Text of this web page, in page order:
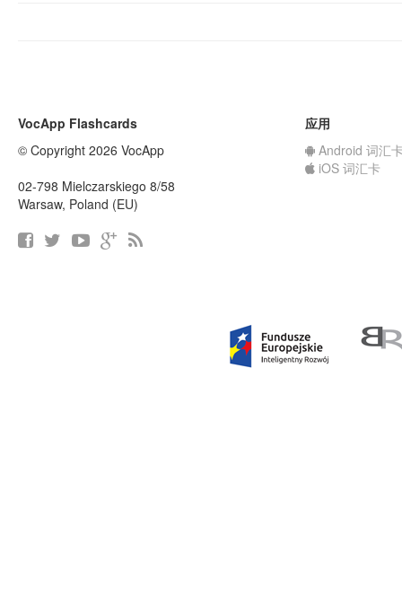
VocApp Flashcards
© Copyright 2026 VocApp
02-798 Mielczarskiego 8/58
Warsaw, Poland (EU)
应用
Android 词汇
iOS 词汇卡